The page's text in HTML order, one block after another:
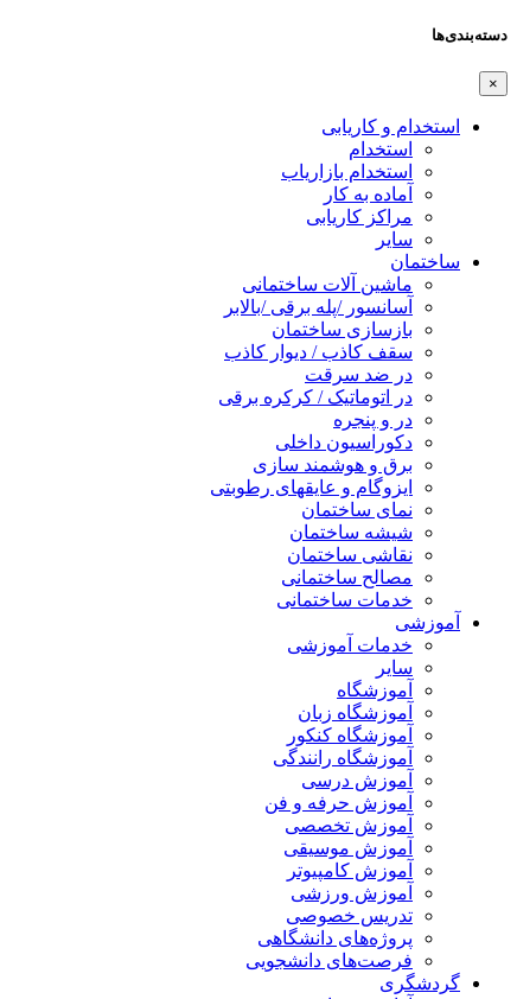
دسته‌بندی‌ها
×
استخدام و کاریابی
استخدام
استخدام بازاریاب
آماده به کار
مراکز کاریابی
سایر
ساختمان
ماشین آلات ساختمانی
آسانسور /پله برقی /بالابر
بازسازی ساختمان
سقف کاذب / دیوار کاذب
در ضد سرقت
در اتوماتیک / کرکره برقی
در و پنجره
دکوراسیون داخلی
برق و هوشمند سازی
ایزوگام و عایقهای رطوبتی
نمای ساختمان
شیشه ساختمان
نقاشی ساختمان
مصالح ساختمانی
خدمات ساختمانی
آموزشی
خدمات آموزشی
سایر
آموزشگاه
آموزشگاه زبان
آموزشگاه کنکور
آموزشگاه رانندگی
آموزش درسی
آموزش حرفه و فن
آموزش تخصصی
آموزش موسیقی
آموزش کامپیوتر
آموزش ورزشی
تدریس خصوصی
پروژه‌های دانشگاهی
فرصت‌های دانشجویی
گردشگری